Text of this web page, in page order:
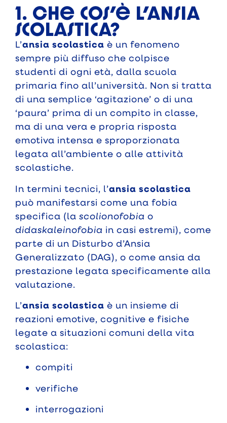
1. Che cos’è l’ansia
scolastica?
L’ansia scolastica è un fenomeno
sempre più diffuso che colpisce
studenti di ogni età, dalla scuola
primaria fino all’università. Non si tratta
di una semplice ‘agitazione’ o di una
‘paura’ prima di un compito in classe,
ma di una vera e propria risposta
emotiva intensa e sproporzionata
legata all’ambiente o alle attività
scolastiche.
In termini tecnici, l’ansia scolastica
può manifestarsi come una fobia
specifica (la scolionofobia o
didaskaleinofobia in casi estremi), come
parte di un Disturbo d’Ansia
Generalizzato (DAG), o come ansia da
prestazione legata specificamente alla
valutazione.
L’ansia scolastica è un insieme di
reazioni emotive, cognitive e fisiche
legate a situazioni comuni della vita
scolastica:
compiti
verifiche
interrogazioni